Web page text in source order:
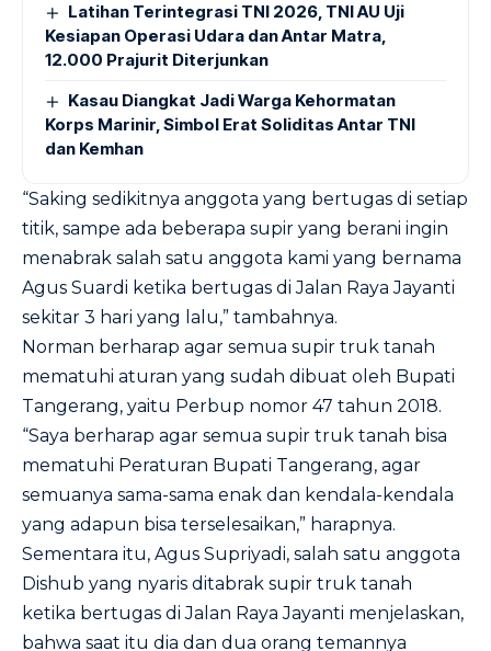
Latihan Terintegrasi TNI 2026, TNI AU Uji
Kesiapan Operasi Udara dan Antar Matra,
12.000 Prajurit Diterjunkan
Kasau Diangkat Jadi Warga Kehormatan
Korps Marinir, Simbol Erat Soliditas Antar TNI
dan Kemhan
“Saking sedikitnya anggota yang bertugas di setiap
titik, sampe ada beberapa supir yang berani ingin
menabrak salah satu anggota kami yang bernama
Agus Suardi ketika bertugas di Jalan Raya Jayanti
sekitar 3 hari yang lalu,” tambahnya.
Norman berharap agar semua supir truk tanah
mematuhi aturan yang sudah dibuat oleh Bupati
Tangerang, yaitu Perbup nomor 47 tahun 2018.
“Saya berharap agar semua supir truk tanah bisa
mematuhi Peraturan Bupati Tangerang, agar
semuanya sama-sama enak dan kendala-kendala
yang adapun bisa terselesaikan,” harapnya.
Sementara itu, Agus Supriyadi, salah satu anggota
Dishub yang nyaris ditabrak supir truk tanah
ketika bertugas di Jalan Raya Jayanti menjelaskan,
bahwa saat itu dia dan dua orang temannya